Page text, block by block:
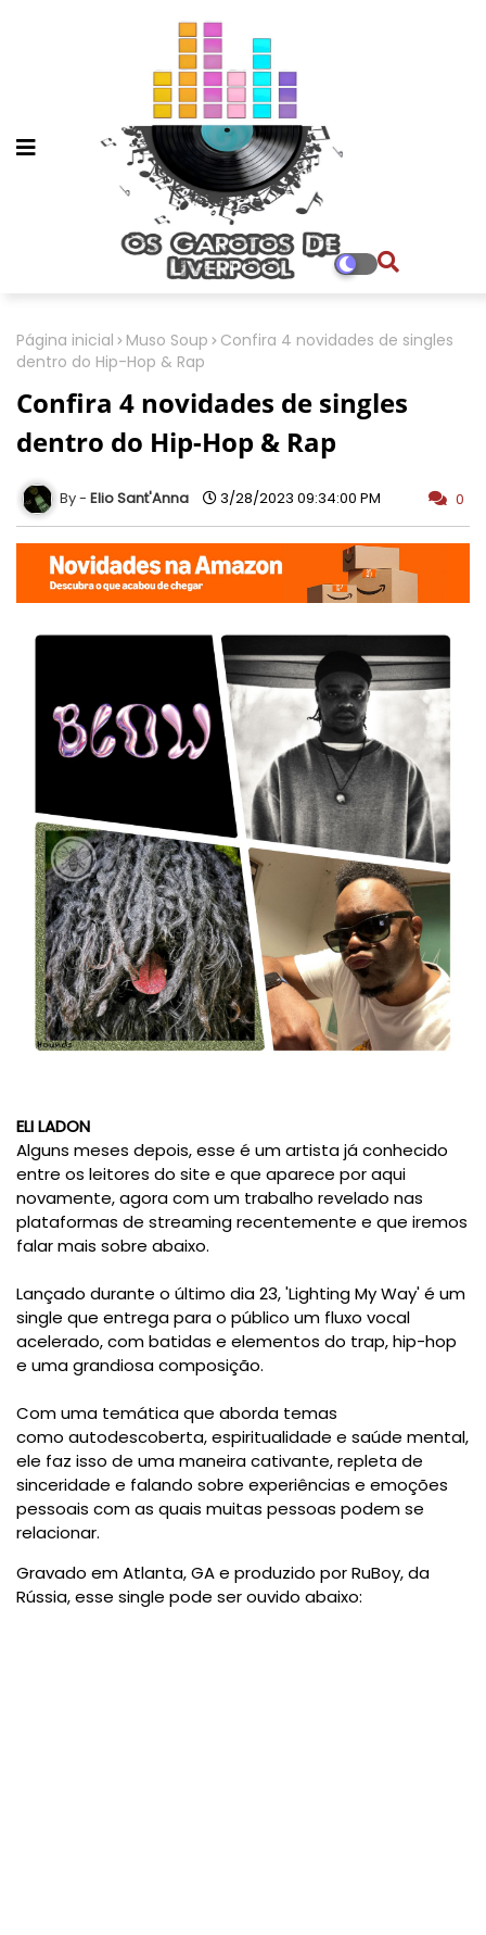
Página inicial Muso Soup
Confira 4 novidades de singles
dentro do Hip-Hop & Rap
Confira 4 novidades de singles
dentro do Hip-Hop & Rap
Elio Sant'Anna 3/28/2023 09:34:00 PM 0
ELI LADON
Alguns meses depois, esse é um artista já conhecido
entre os leitores do site e que aparece por aqui
novamente, agora com um trabalho revelado nas
plataformas de streaming recentemente e que iremos
falar mais sobre abaixo.
Lançado durante o último dia 23, 'Lighting My Way' é um
single que entrega para o público um fluxo vocal
acelerado, com batidas e elementos do trap, hip-hop
e uma grandiosa composição.
Com uma temática que aborda temas
como autodescoberta, espiritualidade e saúde mental,
ele faz isso de uma maneira cativante, repleta de
sinceridade e falando sobre experiências e emoções
pessoais com as quais muitas pessoas podem se
relacionar.
Gravado em Atlanta, GA e produzido por RuBoy, da
Rússia, esse single pode ser ouvido abaixo: